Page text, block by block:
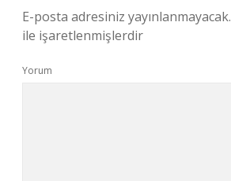
E-posta adresiniz yayınlanmayacak.
ile işaretlenmişlerdir
Yorum